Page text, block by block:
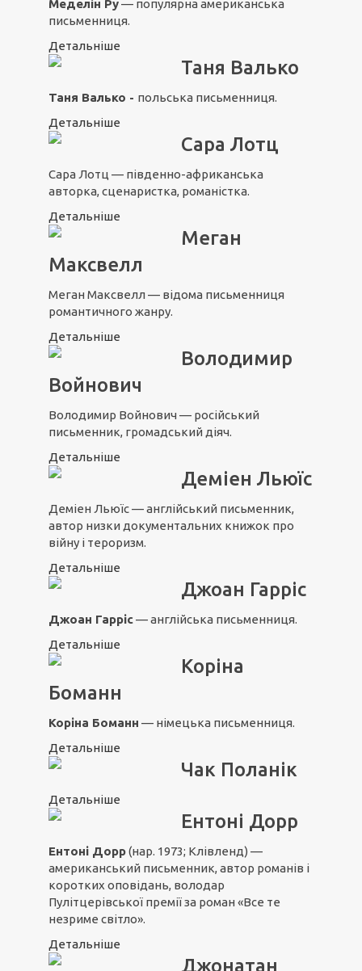
Меделін Ру— популярна американська
письменниця.
Детальніше
Таня Валько
Таня Валько - польська письменниця.
Детальніше
Сара Лотц
Сара Лотц — південно-африканська
авторка, сценаристка, романістка.
Детальніше
Меган
Максвелл
Меган Максвелл — відома письменниця
романтичного жанру.
Детальніше
Володимир
Войнович
Володимир Войнович — російський
письменник, громадський діяч.
Детальніше
Деміен Льюїс
Деміен Льюїс — англійський письменник,
автор низки документальних книжок про
війну і тероризм.
Детальніше
Джоан Гарріс
Джоан Гарріс— англійська письменниця.
Детальніше
Коріна
Боманн
Коріна Боманн — німецька письменниця.
Детальніше
Чак Поланік
Детальніше
Ентоні Дорр
Ентоні Дорр(нар. 1973; Клівленд) —
американський письменник, автор романів і
коротких оповідань, володар
Пулітцерівської премії за роман «Все те
незриме світло».
Детальніше
Джонатан